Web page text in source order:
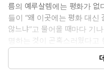
름의 예루살렘에는 평화가
들이 “왜 이곳에는 평화 대신
않느냐”고 물어올 때마다 기
명하는 것이 곤혹스러웠다고
이 될 수 있을까. 예루살렘의